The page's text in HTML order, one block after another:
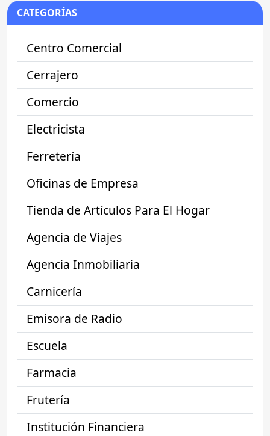
CATEGORÍAS
Centro Comercial
Cerrajero
Comercio
Electricista
Ferretería
Oficinas de Empresa
Tienda de Artículos Para El Hogar
Agencia de Viajes
Agencia Inmobiliaria
Carnicería
Emisora de Radio
Escuela
Farmacia
Frutería
Institución Financiera